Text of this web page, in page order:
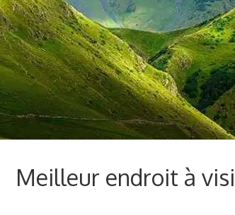
Meilleur endroit à